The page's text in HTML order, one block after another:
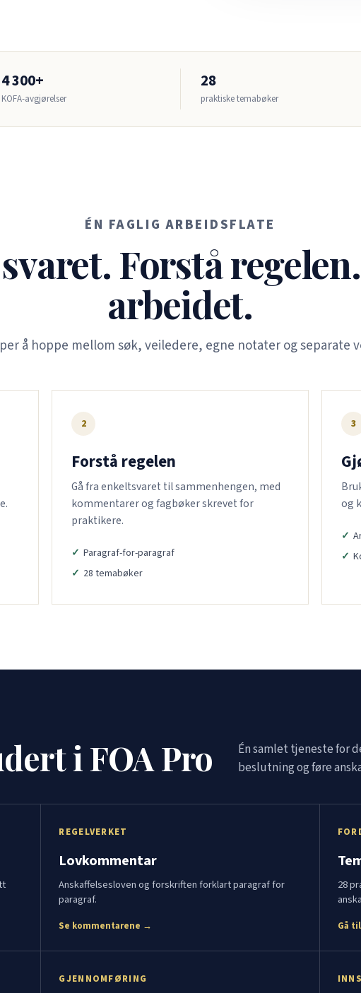
4 300+
KOFA-avgjørelser
28
praktiske temabøker
ÉN FAGLIG ARBEIDSFLATE
Forstå
arbeidet.
å hoppe mellom søk, veiledere, egne notater og separate
2
Forstå regelen
Gå fra enkeltsvaret til sammenhengen, med
kommentarer og fagbøker skrevet for
praktikere.
Paragraf-for-paragraf
28 temabøker
3
og
i FOA Pro
Én samlet tjeneste for
beslutning og føre
REGELVERKET
Lovkommentar
Anskaffelsesloven og forskriften forklart paragraf for
paragraf.
Se kommentarene →
28
Gå
GJENNOMFØRING